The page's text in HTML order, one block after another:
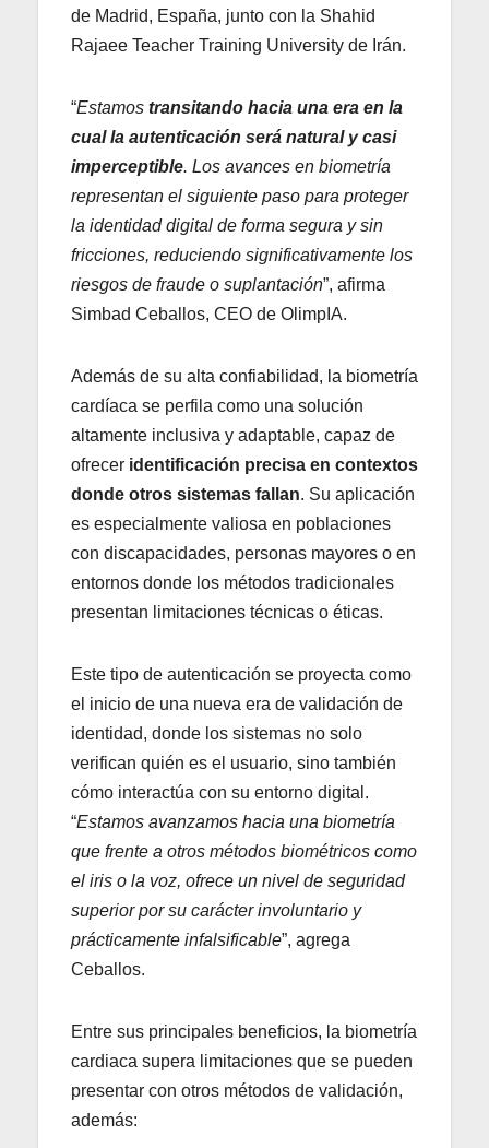
de Madrid, España, junto con la Shahid
Rajaee Teacher Training University de Irán.
“Estamos transitando hacia una era en la
cual la autenticación será natural y casi
imperceptible. Los avances en biometría
representan el siguiente paso para proteger
la identidad digital de forma segura y sin
fricciones, reduciendo significativamente los
riesgos de fraude o suplantación”, afirma
Simbad Ceballos, CEO de OlimpIA.
Además de su alta confiabilidad, la biometría
cardíaca se perfila como una solución
altamente inclusiva y adaptable, capaz de
ofrecer identificación precisa en contextos
donde otros sistemas fallan. Su aplicación
es especialmente valiosa en poblaciones
con discapacidades, personas mayores o en
entornos donde los métodos tradicionales
presentan limitaciones técnicas o éticas.
Este tipo de autenticación se proyecta como
el inicio de una nueva era de validación de
identidad, donde los sistemas no solo
verifican quién es el usuario, sino también
cómo interactúa con su entorno digital.
“Estamos avanzamos hacia una biometría
que frente a otros métodos biométricos como
el iris o la voz, ofrece un nivel de seguridad
superior por su carácter involuntario y
prácticamente infalsificable”, agrega
Ceballos.
Entre sus principales beneficios, la biometría
cardiaca supera limitaciones que se pueden
presentar con otros métodos de validación,
además: